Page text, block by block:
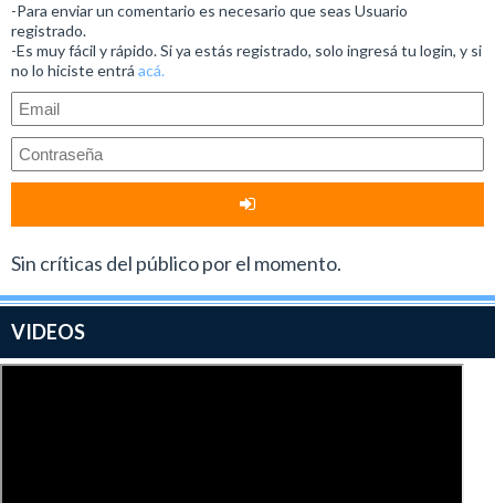
-Para enviar un comentario es necesario que seas Usuario
registrado.
-Es muy fácil y rápido. Si ya estás registrado, solo ingresá tu login, y si
no lo hiciste entrá acá.
Sin críticas del público por el momento.
VIDEOS